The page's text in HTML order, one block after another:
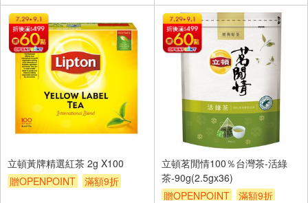
立頓黃牌精選紅茶 2g X100
贈OPENPOINT
滿額9折
立頓茗閒情100％台灣茶-活綠
茶-90g(2.5gx36)
贈OPENPOINT
滿額9折